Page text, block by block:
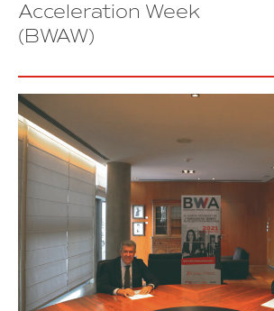
Acceleration Week
(BWAW)